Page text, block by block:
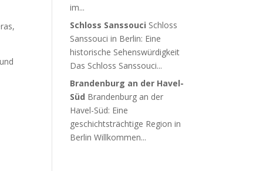
im...
Schloss Sanssouci Schloss
Sanssouci in Berlin: Eine
historische Sehenswürdigkeit
Das Schloss Sanssouci...
Brandenburg an der Havel-
Süd Brandenburg an der
Havel-Süd: Eine
geschichtsträchtige Region in
Berlin Willkommen...